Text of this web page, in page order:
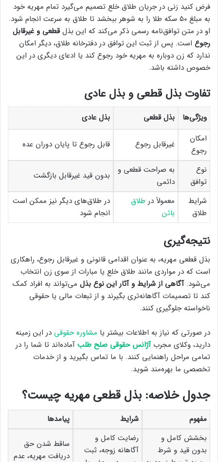
فرض کنید زنی در جریان طلاق خلع تصمیم می‌گیرد تمام مهریه خود
به مبلغ ۵۰ سکه طلا را به شوهر ببخشد تا طلاق به سرعت انجام شود.
او در متن توافق‌نامه رسمی ذکر می‌کند که این بذلقطعی و غیرقابل
رجوع است. پس از ثبت این توافق در دفترخانه طلاق، دیگر امکان
ندارد که زن دوباره به مهریه خود رجوع کند یا ادعای دیگری در این
خصوص داشته باشد.
تفاوت بذل قطعی و بذل عادی
ویژگی‌ها بذل قطعی
بذل عادی
امکان
رجوع
غیرقابل رجوع قابل رجوع تا پایان دوران عده
نوع
توافق
به صراحت قطعی و
دائمی
بدون قید غیرقابل بازگشت
شرایط
طلاق
معمولاً در طلاق
بائن
در طلاق‌های دیگر نیز ممکن است
انجام شود
نتیجه‌گیری
بذل قطعی مهریه، به عنوان اقدامی قانونی و غیرقابل رجوع، راهکاری
است که در مواردی مانند طلاق خلع یا مبارات از سوی زن انتخاب
می‌شود.آگاهی از شرایط و آثار این نوع بذل می‌تواند به افراد کمک
کند تا تصمیمات آگاهانه‌تری بگیرند و از تبعات مالی یا حقوقی
ناخواسته جلوگیری کنند.
در صورتی که نیاز به اطلاعات بیشتر یا مشاوره حقوقی در این زمینه
دارید، وکلای مجربآژانس حقوقی صلح طلب آماده‌اند تا شما را در
تمامی مراحل راهنمایی کنند. با ما تماس بگیرید و از خدمات
تخصصی ما بهره‌مند شوید.
جدول خلاصه: بذل قطعی مهریه چیست؟
مفهوم شرایط
پیامدها
بخشش کامل و
بدون قید و شرط
رضایت کامل و
آگاهانه زوجه، ثبت
ساقط شدن حق
دریافت مهریه، عدم